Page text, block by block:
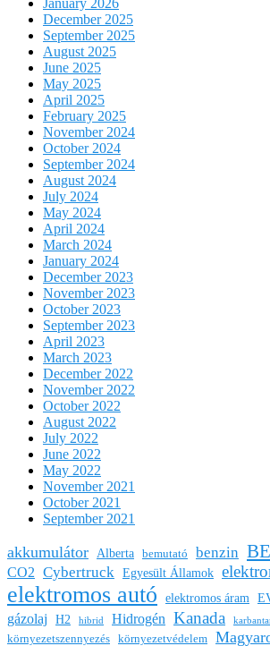
January 2026
December 2025
September 2025
August 2025
June 2025
May 2025
April 2025
February 2025
November 2024
October 2024
September 2024
August 2024
July 2024
May 2024
April 2024
March 2024
January 2024
December 2023
November 2023
October 2023
September 2023
April 2023
March 2023
December 2022
November 2022
October 2022
August 2022
July 2022
June 2022
May 2022
November 2021
October 2021
September 2021
akkumulátor Alberta bemutató benzin
CO2 Cybertruck Egyesült Államok
elektromos autó elektromos áram
gázolaj H2 hibrid Hidrogén Kanada
környezetszennyezés környezetvédelem